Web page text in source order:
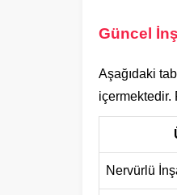
Güncel
Aşağıdaki
içermektedir.
Nervürlü